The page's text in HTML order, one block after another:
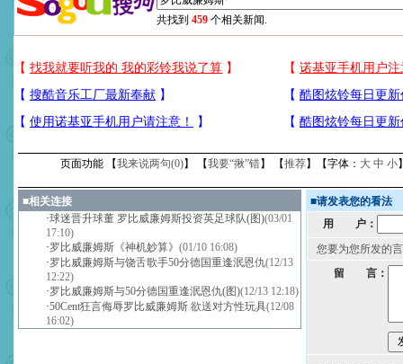
共找到 459 个相关新闻.
页面功能 【我来说两句(0)】 【我要“揪”错】 【推荐】【字体： 大 中 小
■相关连接
·球迷晋升球董 罗比威廉姆斯投资英足球队(图)(03/01
17:10)
·罗比威廉姆斯《神机妙算》 (01/10 16:08)
·罗比威廉姆斯与饶舌歌手50分德国重逢泯恩仇(12/13
12:22)
·罗比威廉姆斯与50分德国重逢泯恩仇(图)(12/13 12:18)
·50Cent狂言侮辱罗比威廉姆斯 欲送对方性玩具(12/08
16:02)
■请发表您的看法
用 户：
您要为您所发的
留 言：